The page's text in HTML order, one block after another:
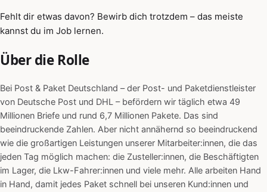
Fehlt dir etwas davon? Bewirb dich trotzdem – das meiste
kannst du im Job lernen.
Über die Rolle
Bei Post & Paket Deutschland – der Post- und Paketdienstleister
von Deutsche Post und DHL – befördern wir täglich etwa 49
Millionen Briefe und rund 6,7 Millionen Pakete. Das sind
beeindruckende Zahlen. Aber nicht annähernd so beeindruckend
wie die großartigen Leistungen unserer Mitarbeiter:innen, die das
jeden Tag möglich machen: die Zusteller:innen, die Beschäftigten
im Lager, die Lkw-Fahrer:innen und viele mehr. Alle arbeiten Hand
in Hand, damit jedes Paket schnell bei unseren Kund:innen und